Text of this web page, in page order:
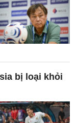
bị loại khỏi